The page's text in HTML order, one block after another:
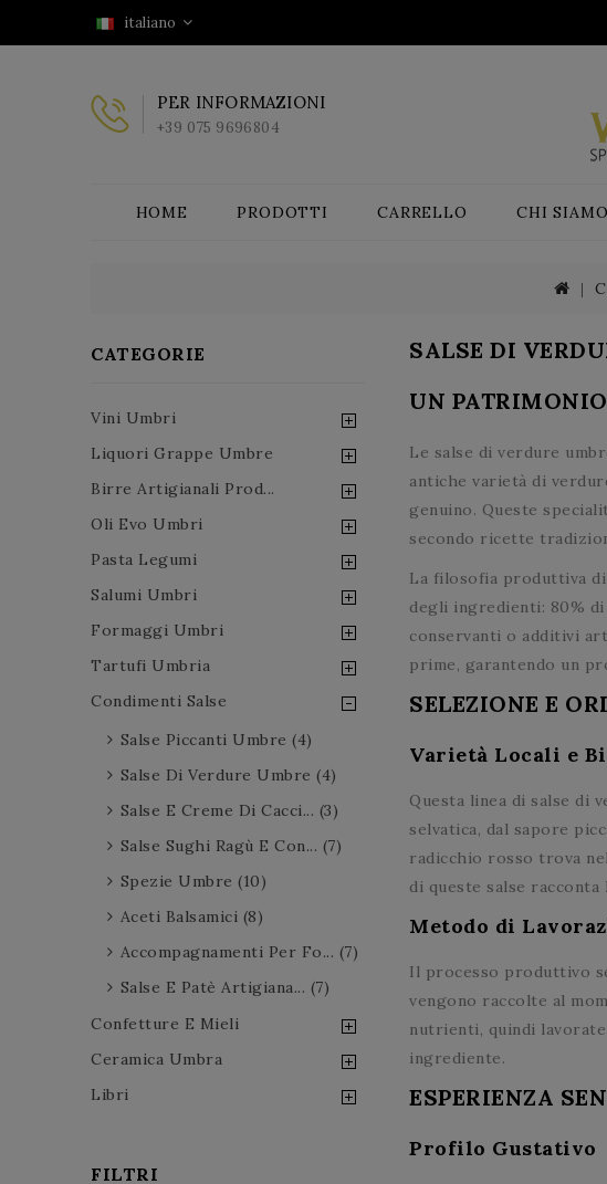
italiano
PER INFORMAZIONI
+39 075 9696804
HOME PRODOTTI CARRELLO CHI SIAMO
CATEGORIE
Vini Umbri
Liquori Grappe Umbre
Birre Artigianali Prod...
Oli Evo Umbri
Pasta Legumi
Salumi Umbri
Formaggi Umbri
Tartufi Umbria
Condimenti Salse
Salse Piccanti Umbre (4)
Salse Di Verdure Umbre (4)
Salse E Creme Di Cacci... (3)
Salse Sughi Ragù E Con... (7)
Spezie Umbre (10)
Aceti Balsamici (8)
Accompagnamenti Per Fo... (7)
Salse E Patè Artigiana... (7)
Confetture E Mieli
Ceramica Umbra
Libri
FILTRI
SALSE DI
UN
Le salse di verdure
antiche varietà di
genuino. Queste
secondo ricette
La filosofia produttiva
degli ingredienti: 80%
conservanti o additivi
prime, garantendo un
SELEZIONE E
Varietà Locali e
Questa linea di salse di
selvatica, dal sapore
radicchio rosso trova
di queste salse
Metodo di
Il processo produttivo
vengono raccolte al
nutrienti, quindi
ingrediente.
ESPERIENZA
Profilo Gustativo